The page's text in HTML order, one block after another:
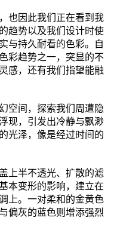
也因此我们正在看到我
趋势以及我们设计时使
与持久耐看的色彩。自
彩趋势之一，突显的不
感，还有我们指望能融
空间，探索我们周遭隐
现，引发出冷静与飘渺
光泽，像是经过时间的
上半不透光、扩散的滤
本变形的影响，建立在
上。一对柔和的金黄色
偏灰的蓝色则增添强烈